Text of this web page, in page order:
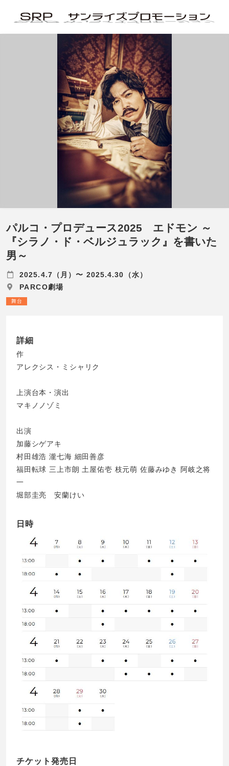
パルコ・プロデュース2025 エドモン ～
『シラノ・ド・ベルジュラック』を書いた
男～
2025.4.7（月）〜 2025.4.30（水）
PARCO劇場
舞台
詳細
作
アレクシス・ミシャリク
上演台本・演出
マキノノゾミ
出演
加藤シゲアキ
村田雄浩 瀧七海 細田善彦
福田転球 三上市朗 土屋佑壱 枝元萌 佐藤みゆき 阿岐之将
一
堀部圭亮 安蘭けい
日時
チケット発売日